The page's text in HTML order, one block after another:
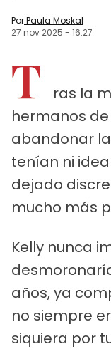
PorPaula Moskal
27 nov 2025 - 16:27
T
ras la
hermanos
abandonar
tenían ni
dejado
mucho más
Kelly nunca
años, ya
no siempre
siquiera por